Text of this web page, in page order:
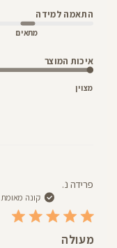
התאמה למידה
מתאים
איכות המוצר
מצוין
פרידה נ.
קונה מאומת
מעולה